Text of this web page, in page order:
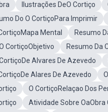
Ilustrações DeO Cortiço
Do O CortiçoPara Imprimir
Mental
Resumo
CortiçoObjetivo Resumo Da
Alvares De Azevedo
Alares De Azevedo
O CortiçoRelaçao Dos
Atividade Sobre OaObra